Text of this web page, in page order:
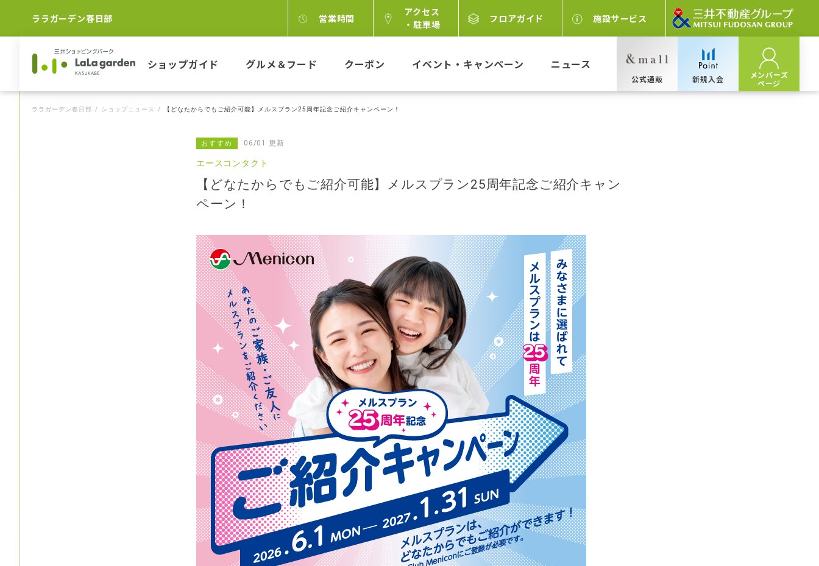
ララガーデン春日部 営業時間
アクセス
・駐車場
フロアガイド 施設サービス
ショップガイド グルメ＆フード クーポン イベント・キャンペーン ニュース
公式通販 新規入会
メンバーズ
ページ
ララガーデン春日部 ショップニュース 【どなたからでもご紹介可能】メルスプラン25周年記念ご紹介キャンペーン！
おすすめ 06/01 更新
エースコンタクト
【どなたからでもご紹介可能】メルスプラン25周年記念ご紹介キャン
ペーン！